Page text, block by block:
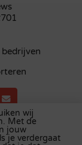
bedrijven
,Spanje,
wij
Met de
jouw
je verdergaat